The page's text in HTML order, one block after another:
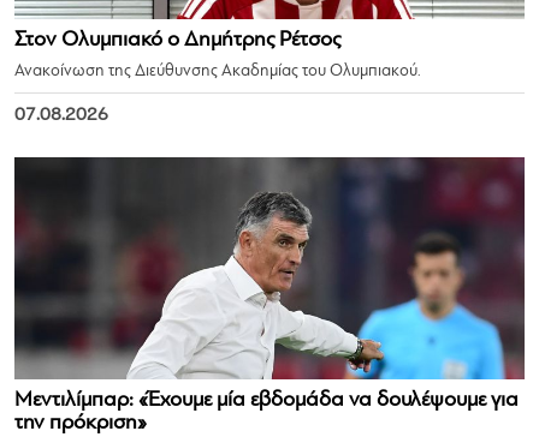
Στον Ολυμπιακό ο Δημήτρης Ρέτσος
Ανακοίνωση της Διεύθυνσης Ακαδημίας του Ολυμπιακού.
07.08.2026
Μεντιλίμπαρ: «Έχουμε μία εβδομάδα να δουλέψουμε για
την πρόκριση»